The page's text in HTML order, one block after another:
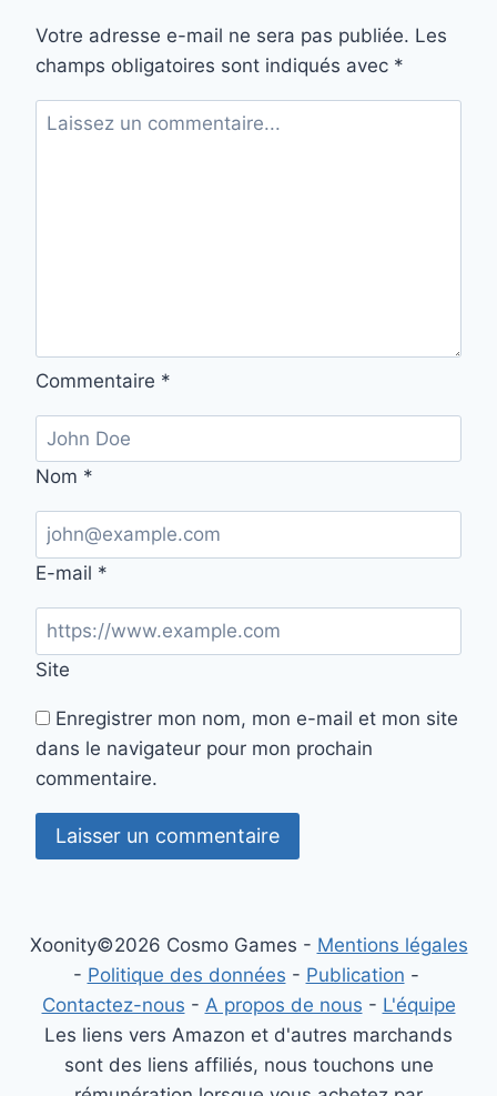
Votre adresse e-mail ne sera pas publiée. Les
champs obligatoires sont indiqués avec *
Commentaire *
Nom *
E-mail *
Site
Enregistrer mon nom, mon e-mail et mon site
dans le navigateur pour mon prochain
commentaire.
Xoonity©2026 Cosmo Games - Mentions légales
- Politique des données - Publication -
Contactez-nous - A propos de nous - L'équipe
Les liens vers Amazon et d'autres marchands
sont des liens affiliés, nous touchons une